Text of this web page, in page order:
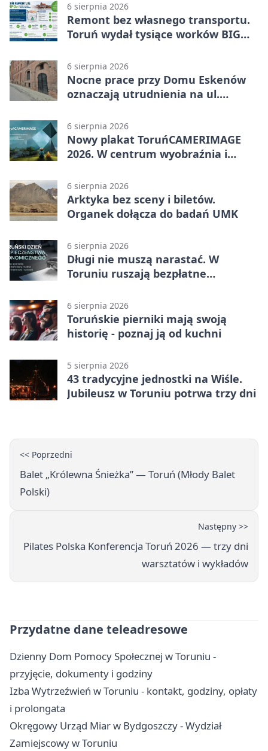
6 sierpnia 2026
Remont bez własnego transportu.
Toruń wydał tysiące worków BIG
6 sierpnia 2026
Nocne prace przy Domu Eskenów
oznaczają utrudnienia na ul.
6 sierpnia 2026
Nowy plakat ToruńCAMERIMAGE
2026. W centrum wyobraźnia i
6 sierpnia 2026
Arktyka bez sceny i biletów.
Organek dołącza do badań UMK
6 sierpnia 2026
Długi nie muszą narastać. W
Toruniu ruszają bezpłatne
6 sierpnia 2026
Toruńskie pierniki mają swoją
historię - poznaj ją od kuchni
5 sierpnia 2026
43 tradycyjne jednostki na Wiśle.
Jubileusz w Toruniu potrwa trzy dni
<< Poprzedni
Balet „Królewna Śnieżka” — Toruń (Młody Balet
Polski)
Następny >>
Pilates Polska Konferencja Toruń 2026 — trzy dni
warsztatów i wykładów
Przydatne dane teleadresowe
Dzienny Dom Pomocy Społecznej w Toruniu -
przyjęcie, dokumenty i godziny
Izba Wytrzeźwień w Toruniu - kontakt, godziny, opłaty
i prolongata
Okręgowy Urząd Miar w Bydgoszczy - Wydział
Zamiejscowy w Toruniu